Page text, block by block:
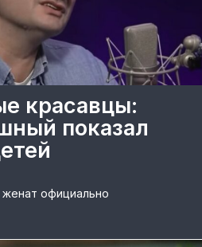
красавцы:
показал
официально